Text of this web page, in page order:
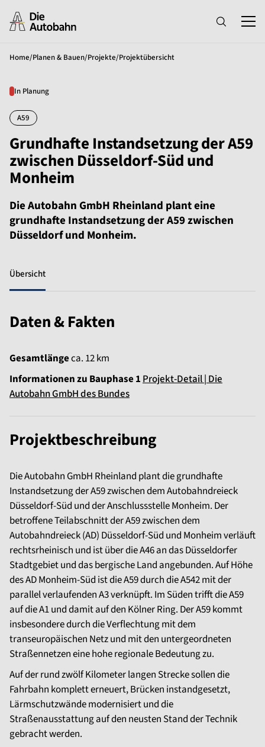
Home/Planen & Bauen/Projekte/Projektübersicht
In Planung
A59
Grundhafte Instandsetzung der A59
zwischen Düsseldorf-Süd und
Monheim
Die Autobahn GmbH Rheinland plant eine
grundhafte Instandsetzung der A59 zwischen
Düsseldorf und Monheim.
Übersicht
Daten & Fakten
Gesamtlängeca. 12 km
Informationen zu Bauphase 1Projekt-Detail | Die
Autobahn GmbH des Bundes
Projektbeschreibung
Die Autobahn GmbH Rheinland plant die grundhafte
Instandsetzung der A59 zwischen dem Autobahndreieck
Düsseldorf-Süd und der Anschlussstelle Monheim. Der
betroffene Teilabschnitt der A59 zwischen dem
Autobahndreieck (AD) Düsseldorf-Süd und Monheim verläuft
rechtsrheinisch und ist über die A46 an das Düsseldorfer
Stadtgebiet und das bergische Land angebunden. Auf Höhe
des AD Monheim-Süd ist die A59 durch die A542 mit der
parallel verlaufenden A3 verknüpft. Im Süden trifft die A59
auf die A1 und damit auf den Kölner Ring. Der A59 kommt
insbesondere durch die Verflechtung mit dem
transeuropäischen Netz und mit den untergeordneten
Straßennetzen eine hohe regionale Bedeutung zu.
Auf der rund zwölf Kilometer langen Strecke sollen die
Fahrbahn komplett erneuert, Brücken instandgesetzt,
Lärmschutzwände modernisiert und die
Straßenausstattung auf den neusten Stand der Technik
gebracht werden.